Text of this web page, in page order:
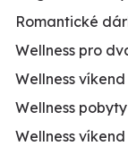
Romantické
Wellness pro
Wellness
Wellness pobyty
Wellness víkend